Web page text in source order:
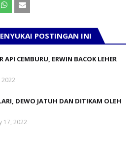
POSTINGAN INI
API CEMBURU, ERWIN BACOK LEHER
DEWO JATUH DAN DITIKAM OLEH
17, 2022